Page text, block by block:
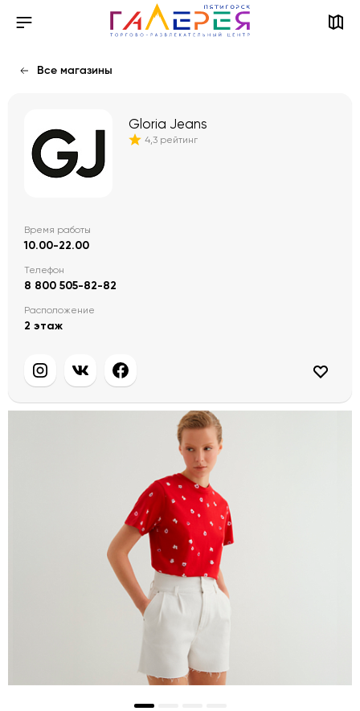
Все магазины
Gloria Jeans
4,3 рейтинг
Время работы
10.00-22.00
Телефон
8 800 505-82-82
Расположение
2 этаж